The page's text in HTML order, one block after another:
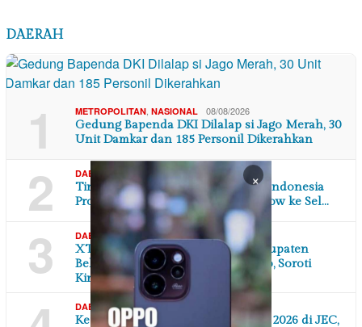
DAERAH
1 METROPOLITAN, NASIONAL 08/08/2026
Gedung Bapenda DKI Dilalap si Jago Merah, 30
Unit Damkar dan 185 Personil Dikerahkan
2 DAERAH DI YOGYAKARTA 07/08/2026
Tingkatkan Sinergitas, Ketua IWO Indonesia
Provinsi Yogyakarta Bakal Road Show ke Sel…
3 DAERAH,JAWA BARAT 07/08/2026
XTC Sexyroad Indonesia DPC Kabupaten
Bekasi Gelar Aksi di Depan Pemkab, Soroti
Kinerj…
DAERAH,DI YOGYAKARTA
Ketua DPW IWOI DIY Hadiri GPFE 2026 di JEC,
×